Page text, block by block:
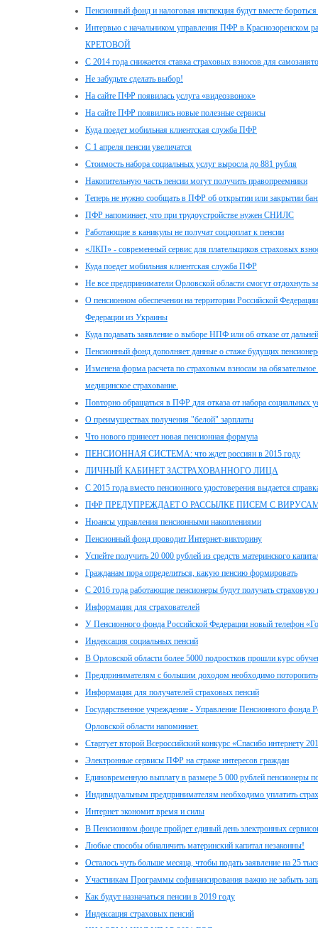
Пенсионный фонд и налоговая инспекция будут вместе
Интервью с начальником управления ПФР в Краснозоренском
КРЕТОВОЙ
С 2014 года снижается ставка страховых взносов для
Не забудьте сделать выбор!
На сайте ПФР появилась услуга «видеозвонок»
На сайте ПФР появились новые полезные сервисы
Куда поедет мобильная клиентская служба ПФР
С 1 апреля пенсии увеличатся
Стоимость набора социальных услуг выросла до 881 рубля
Накопительную часть пенсии могут получить правопреемники
Теперь не нужно сообщать в ПФР об открытии или закрытии
ПФР напоминает, что при трудоустройстве нужен СНИЛС
Работающие в каникулы не получат соцдоплат к пенсии
«ЛКП» - современный сервис для плательщиков страховых
Куда поедет мобильная клиентская служба ПФР
Не все предприниматели Орловской области смогут отдохнуть
О пенсионном обеспечении на территории Российской
Федерации из Украины
Куда подавать заявление о выборе НПФ или об отказе от
Пенсионный фонд дополняет данные о стаже будущих
Изменена форма расчета по страховым взносам на обязательное
медицинское страхование.
Повторно обращаться в ПФР для отказа от набора социальных
О преимуществах получения "белой" зарплаты
Что нового принесет новая пенсионная формула
ПЕНСИОННАЯ СИСТЕМА: что ждет россиян в 2015 году
ЛИЧНЫЙ КАБИНЕТ ЗАСТРАХОВАННОГО ЛИЦА
С 2015 года вместо пенсионного удостоверения выдается
ПФР ПРЕДУПРЕЖДАЕТ О РАССЫЛКЕ ПИСЕМ С
Нюансы управления пенсионными накоплениями
Пенсионный фонд проводит Интернет-викторину
Успейте получить 20 000 рублей из средств материнского
Гражданам пора определиться, какую пенсию формировать
С 2016 года работающие пенсионеры будут получать страховую
Информация для страхователей
У Пенсионного фонда Российской Федерации новый телефон
Индексация социальных пенсий
В Орловской области более 5000 подростков прошли курс
Предпринимателям с большим доходом необходимо
Информация для получателей страховых пенсий
Государственное учреждение - Управление Пенсионного фонда
Орловской области напоминает.
Стартует второй Всероссийский конкурс «Спасибо интернету
Электронные сервисы ПФР на страже интересов граждан
Единовременную выплату в размере 5 000 рублей пенсионеры
Индивидуальным предпринимателям необходимо уплатить
Интернет экономит время и силы
В Пенсионном фонде пройдет единый день электронных
Любые способы обналичить материнский капитал незаконны!
Осталось чуть больше месяца, чтобы подать заявление на 25
Участникам Программы софинансирования важно не забыть
Как будут назначаться пенсии в 2019 году
Индексация страховых пенсий